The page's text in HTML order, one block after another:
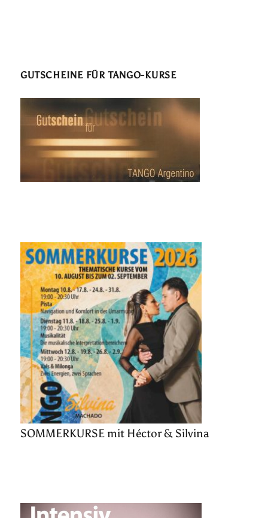
GUTSCHEINE FÜR TANGO-KURSE
SOMMERKURSE mit Héctor & Silvina